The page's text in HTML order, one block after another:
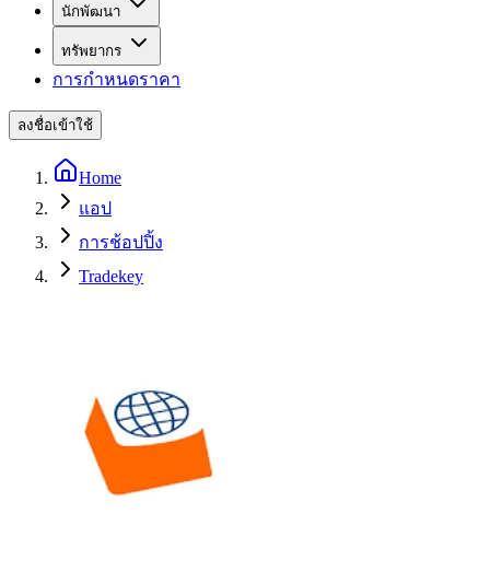
นักพัฒนา
ทรัพยากร
การกำหนดราคา
ลงชื่อเข้าใช้
Home
แอป
การช้อปปิ้ง
Tradekey